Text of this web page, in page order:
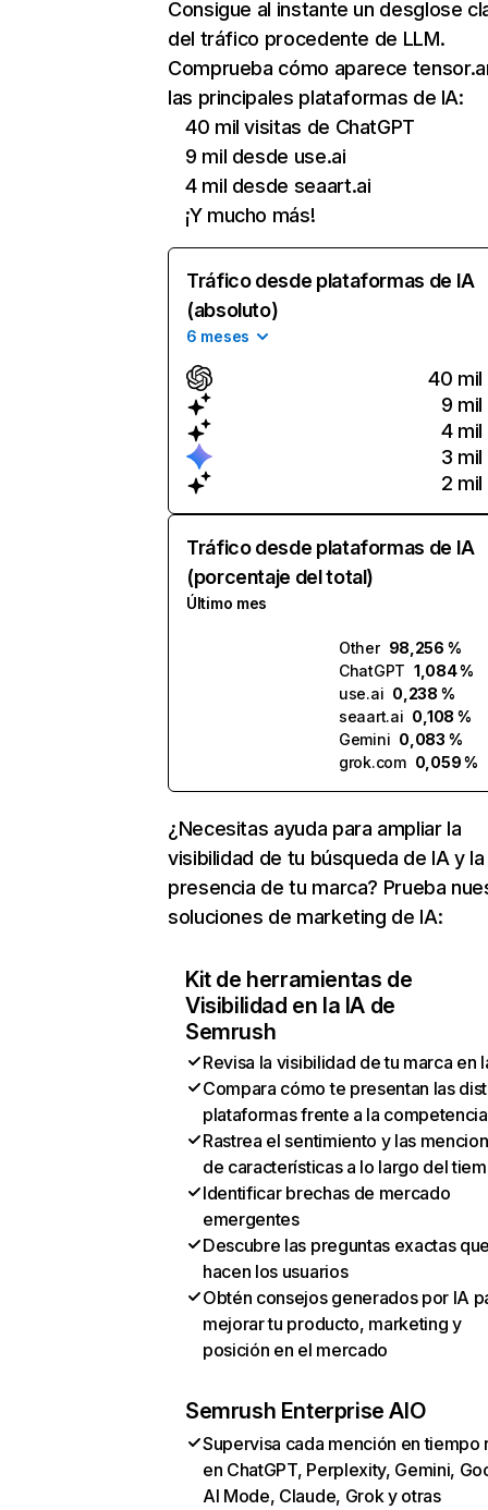
Consigue al instante un desglose
del tráfico procedente de LLM.
Comprueba cómo aparece
las principales plataformas de IA:
40 mil visitas de ChatGPT
9 mil desde use.ai
4 mil desde seaart.ai
¡Y mucho más!
Tráfico desde plataformas de IA
(absoluto)
6 meses
40 mil
9 mil
4 mil
3 mil
2 mil
Tráfico desde plataformas de IA
(porcentaje del total)
Último mes
Other 98,256 %
ChatGPT 1,084 %
use.ai 0,238 %
seaart.ai 0,108 %
Gemini 0,083 %
grok.com 0,059 %
¿Necesitas ayuda para ampliar la
visibilidad de tu búsqueda de IA y la
presencia de tu marca? Prueba
soluciones de marketing de IA:
Kit de herramientas de
Visibilidad en la IA de
Semrush
Revisa la visibilidad de tu marca en
Compara cómo te presentan las
plataformas frente a la competencia
Rastrea el sentimiento y las
de características a lo largo del
Identificar brechas de mercado
emergentes
Descubre las preguntas exactas
hacen los usuarios
Obtén consejos generados por IA
mejorar tu producto, marketing y
posición en el mercado
Semrush Enterprise AIO
Supervisa cada mención en tiempo
en ChatGPT, Perplexity, Gemini,
AI Mode, Claude, Grok y otras